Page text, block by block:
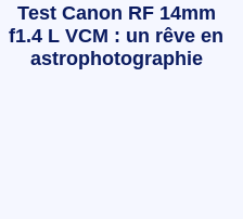
Test Canon RF 14mm
f1.4 L VCM : un rêve en
astrophotographie